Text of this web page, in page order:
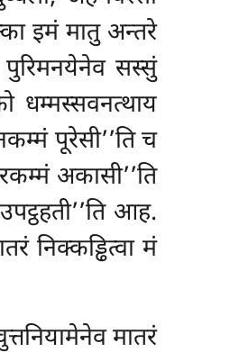
इमं मातु अन्तरे
पुरिमनयेनेव सस्सुं
धम्मस्सवनत्थाय
पूरेसी’’ति च
अकासी’’ति
आह.
निक्कड्ढित्वा मं
मातरं